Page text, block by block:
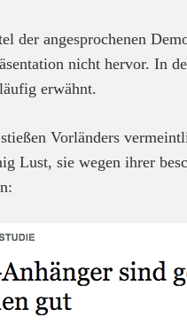
der angesprochenen
nicht hervor. In
erwähnt.
Vorländers
Lust, sie wegen ihrer